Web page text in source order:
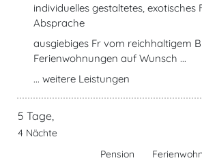
individuelles gestaltetes, exotisches
Absprache
ausgiebiges Fr vom reichhaltigem
Ferienwohnungen auf Wunsch ...
... weitere Leistungen
5 Tage,
4 Nächte
Pension